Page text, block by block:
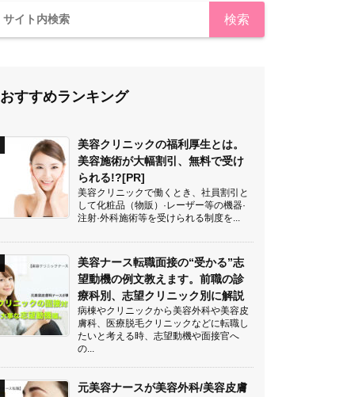
おすすめランキング
美容クリニックの福利厚生とは。
美容施術が大幅割引、無料で受け
られる!?[PR]
美容クリニックで働くとき、社員割引と
して化粧品（物販）·レーザー等の機器·
注射·外科施術等を受けられる制度を...
美容ナース転職面接の“受かる”志
望動機の例文教えます。前職の診
療科別、志望クリニック別に解説
病棟やクリニックから美容外科や美容皮
膚科、医療脱毛クリニックなどに転職し
たいと考える時、志望動機や面接官へ
の...
元美容ナースが美容外科/美容皮膚